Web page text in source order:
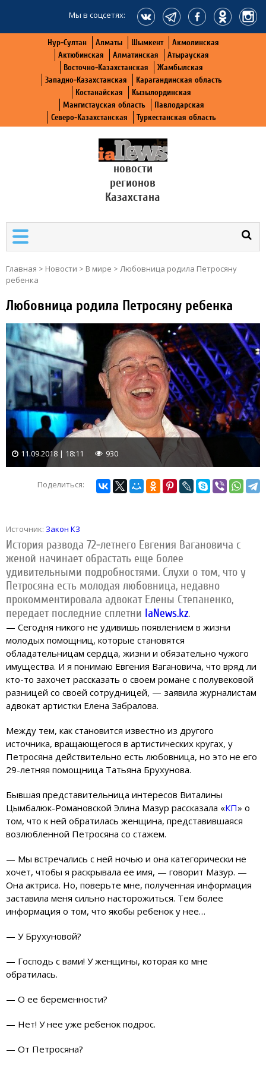
Мы в соцсетях:
Нур-Султан Алматы Шымкент
Акмолинская
Актюбинская
Алматинская
Атырауская
Восточно-Казахстанская
Жамбылская
Западно-Казахстанская
Карагандинская область
Костанайская
Кызылординская
Мангистауская область
Павлодарская
Северо-Казахстанская
Туркестанская область
новости
регионов
Казахстана
Главная > Новости > В мире > Любовница родила Петросяну
ребенка
Любовница родила Петросяну ребенка
11.09.2018 | 18:11 930
Поделиться:
Источник: Закон КЗ
История развода 72-летнего Евгения Вагановича с
женой начинает обрастать еще более
удивительными подробностями. Слухи о том, что у
Петросяна есть молодая любовница, недавно
прокомментировала адвокат Елены Степаненко,
передает последние сплетни IaNews.kz.
— Сегодня никого не удивишь появлением в жизни
молодых помощниц, которые становятся
обладательницам сердца, жизни и обязательно чужого
имущества. И я понимаю Евгения Вагановича, что вряд ли
кто-то захочет рассказать о своем романе с полувековой
разницей со своей сотрудницей, — заявила журналистам
адвокат артистки Елена Забралова.
Между тем, как становится известно из другого
источника, вращающегося в артистических кругах, у
Петросяна действительно есть любовница, но это не его
29-летняя помощница Татьяна Брухунова.
Бывшая представительница интересов Виталины
Цымбалюк-Романовской Элина Мазур рассказала «КП» о
том, что к ней обратилась женщина, представившаяся
возлюбленной Петросяна со стажем.
— Мы встречались с ней ночью и она категорически не
хочет, чтобы я раскрывала ее имя, — говорит Мазур. —
Она актриса. Но, поверьте мне, полученная информация
заставила меня сильно насторожиться. Тем более
информация о том, что якобы ребенок у нее…
— У Брухуновой?
— Господь с вами! У женщины, которая ко мне
обратилась.
— О ее беременности?
— Нет! У нее уже ребенок подрос.
— От Петросяна?